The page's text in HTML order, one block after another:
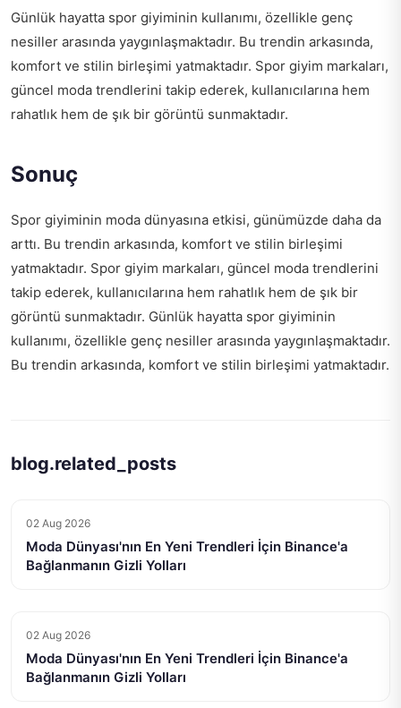
Günlük hayatta spor giyiminin kullanımı, özellikle genç
nesiller arasında yaygınlaşmaktadır. Bu trendin arkasında,
komfort ve stilin birleşimi yatmaktadır. Spor giyim markaları,
güncel moda trendlerini takip ederek, kullanıcılarına hem
rahatlık hem de şık bir görüntü sunmaktadır.
Sonuç
Spor giyiminin moda dünyasına etkisi, günümüzde daha da
arttı. Bu trendin arkasında, komfort ve stilin birleşimi
yatmaktadır. Spor giyim markaları, güncel moda trendlerini
takip ederek, kullanıcılarına hem rahatlık hem de şık bir
görüntü sunmaktadır. Günlük hayatta spor giyiminin
kullanımı, özellikle genç nesiller arasında yaygınlaşmaktadır.
Bu trendin arkasında, komfort ve stilin birleşimi yatmaktadır.
blog.related_posts
02 Aug 2026
Moda Dünyası'nın En Yeni Trendleri İçin Binance'a
Bağlanmanın Gizli Yolları
02 Aug 2026
Moda Dünyası'nın En Yeni Trendleri İçin Binance'a
Bağlanmanın Gizli Yolları